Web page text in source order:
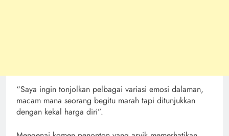
“Saya ingin tonjolkan pelbagai variasi emosi dalaman,
macam mana seorang begitu marah tapi ditunjukkan
dengan kekal harga diri”.